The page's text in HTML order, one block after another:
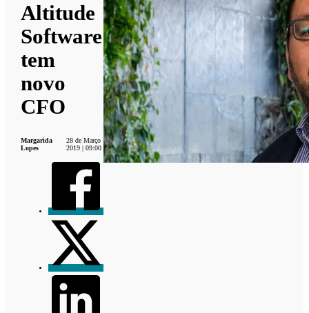
Altitude
Software
tem
novo
CFO
Margarida
Lopes
28 de Março
2019 | 09:00